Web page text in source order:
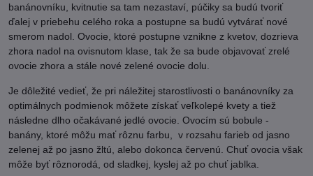
banánovníku, kvitnutie sa tam nezastaví, púčiky sa budú tvoriť
ďalej v priebehu celého roka a postupne sa budú vytvárať nové
smerom nadol. Ovocie, ktoré postupne vznikne z kvetov, dozrieva
zhora nadol na ovisnutom klase, tak že sa bude objavovať zrelé
ovocie zhora a stále nové zelené ovocie dolu.
Je dôležité vedieť, že pri náležitej starostlivosti o banánovníky za
optimálnych podmienok môžete získať veľkolepé kvety a tiež
následne dlho očakávané jedlé ovocie. Ovocím sú bobule -
banány, ktoré môžu mať rôznu farbu, v rozsahu farieb od jasno
zelenej až po jasno žltú, alebo dokonca červenú. Chuť ovocia však
môže byť rôznorodá, od sladkej, kyslej až po chuť jablka.